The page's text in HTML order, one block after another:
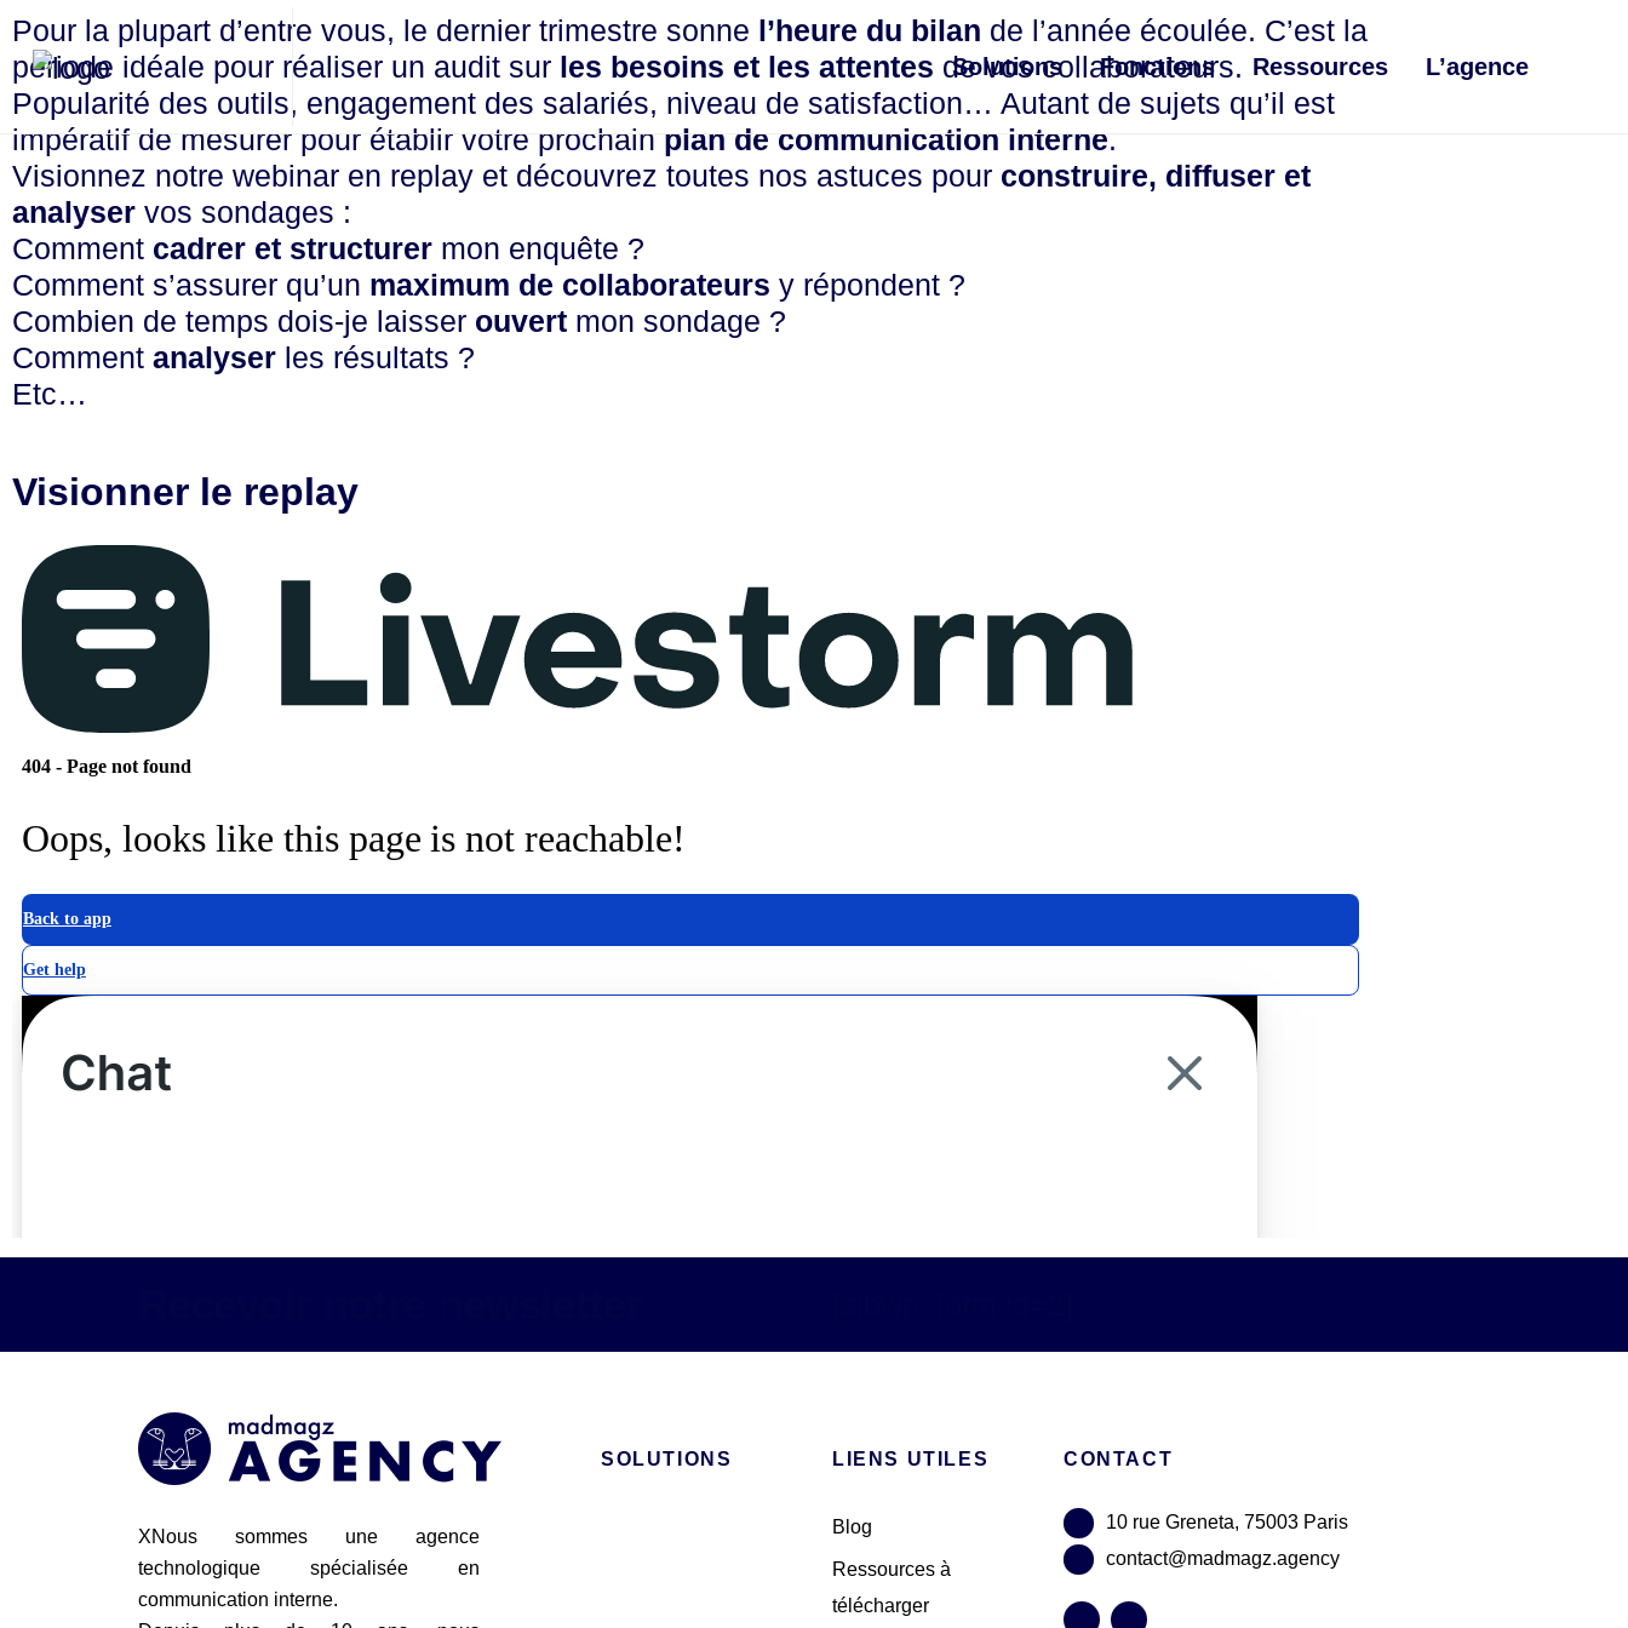
Solutions Fonctions Ressources L’agence
Pour la plupart d’entre vous, le dernier trimestre sonne l’heure du bilan de l’année écoulée. C’est la
période idéale pour réaliser un audit sur les besoins et les attentes de vos collaborateurs.
Popularité des outils, engagement des salariés, niveau de satisfaction… Autant de sujets qu’il est
impératif de mesurer pour établir votre prochain plan de communication interne.
Visionnez notre webinar en replay et découvrez toutes nos astuces pour construire, diffuser et
analyser vos sondages :
Comment cadrer et structurer mon enquête ?
Comment s’assurer qu’un maximum de collaborateurs y répondent ?
Combien de temps dois-je laisser ouvert mon sondage ?
Comment analyser les résultats ?
Etc…
Visionner le replay
XNous sommes une agence
technologique spécialisée en
communication interne.
SOLUTIONS LIENS UTILES
Blog
Ressources à
télécharger
CONTACT
10 rue Greneta, 75003 Paris
contact@madmagz.agency